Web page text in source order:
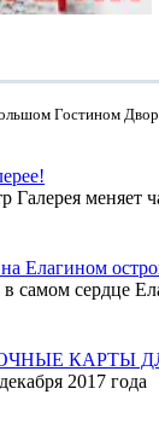
Гостином
Галерея меняет
Елагином
самом сердце
КАРТЫ
2017 года